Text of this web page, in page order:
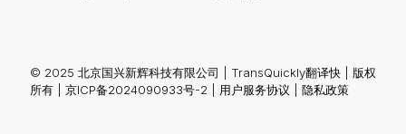
© 2025 北京国兴新辉科技有限公司 | TransQuickly翻译快 | 版权
所有 | 京ICP备2024090933号-2 用户服务协议 隐私政策